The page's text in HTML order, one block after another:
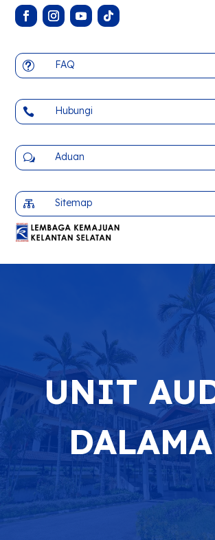
t FAQ
 Hubungi
w Aduan
 Sitemap
UNIT